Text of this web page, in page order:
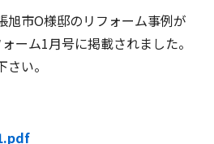
旭市O様邸のリフォーム事例が
ーム1月号に掲載されました。
い。